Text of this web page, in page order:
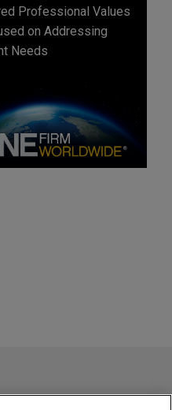
Professional Values
on Addressing
Needs
L’envoi et la réception
confidentiel ou